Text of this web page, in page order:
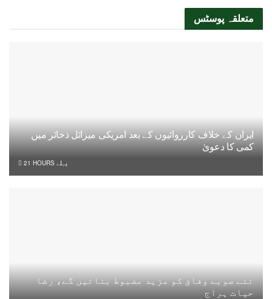
متعلقہ پوسٹس
ایران کے خلاف کارروائیوں کے بعد امریکی میزائل ذخائر میں
کمی کا دعویٰ
21 HOURS پہلے
نئے صوبے وفاق کو مزید مضبوط بنائیں گے، رضا
حیات ہراج